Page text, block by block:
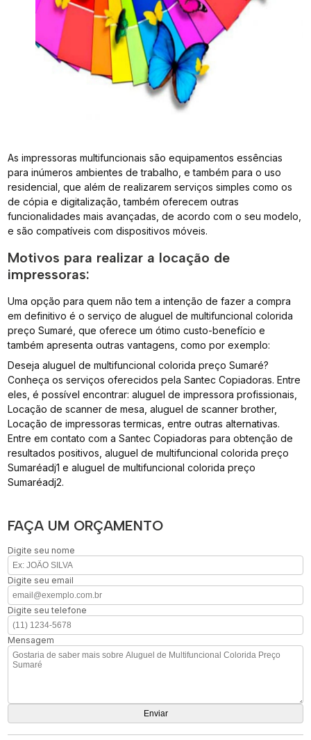
As impressoras multifuncionais são equipamentos essências
para inúmeros ambientes de trabalho, e também para o uso
residencial, que além de realizarem serviços simples como os
de cópia e digitalização, também oferecem outras
funcionalidades mais avançadas, de acordo com o seu modelo,
e são compatíveis com dispositivos móveis.
Motivos para realizar a locação de
impressoras:
Uma opção para quem não tem a intenção de fazer a compra
em definitivo é o serviço de aluguel de multifuncional colorida
preço Sumaré, que oferece um ótimo custo-benefício e
também apresenta outras vantagens, como por exemplo:
Deseja aluguel de multifuncional colorida preço Sumaré?
Conheça os serviços oferecidos pela Santec Copiadoras. Entre
eles, é possível encontrar: aluguel de impressora profissionais,
Locação de scanner de mesa, aluguel de scanner brother,
Locação de impressoras termicas, entre outras alternativas.
Entre em contato com a Santec Copiadoras para obtenção de
resultados positivos, aluguel de multifuncional colorida preço
Sumaréadj1 e aluguel de multifuncional colorida preço
Sumaréadj2.
FAÇA UM ORÇAMENTO
Digite seu nome
Digite seu email
Digite seu telefone
Mensagem